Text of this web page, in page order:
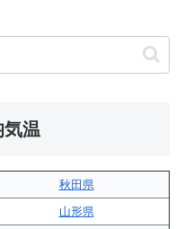
温
秋田県
山形県